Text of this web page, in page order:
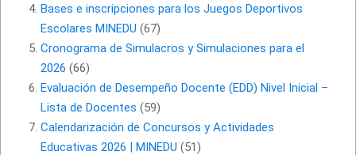
Bases e inscripciones para los Juegos Deportivos
Escolares MINEDU (67)
Cronograma de Simulacros y Simulaciones para el
2026 (66)
Evaluación de Desempeño Docente (EDD) Nivel Inicial –
Lista de Docentes (59)
Calendarización de Concursos y Actividades
Educativas 2026 | MINEDU (51)